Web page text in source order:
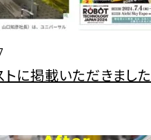
トに掲載いただきました